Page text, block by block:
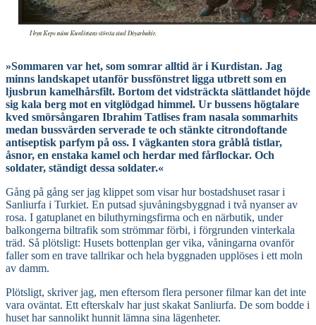
»Sommaren var het, som somrar alltid är i Kurdistan. Jag
minns landskapet utanför bussfönstret ligga utbrett som en
ljusbrun kamelhårsfilt. Bortom det vidsträckta slättlandet höjde
sig kala berg mot en vitglödgad himmel. Ur bussens högtalare
kved smörsångaren Ibrahim Tatlises fram nasala sommarhits
medan bussvärden serverade te och stänkte citrondoftande
antiseptisk parfym på oss. I vägkanten stora gråblå tistlar,
åsnor, en enstaka kamel och herdar med fårflockar. Och
soldater, ständigt dessa soldater.«
Gång på gång ser jag klippet som visar hur bostadshuset rasar i
Sanliurfa i Turkiet. En putsad sjuvåningsbyggnad i två nyanser av
rosa. I gatuplanet en biluthyrningsfirma och en närbutik, under
balkongerna biltrafik som strömmar förbi, i förgrunden vinterkala
träd. Så plötsligt: Husets bottenplan ger vika, våningarna ovanför
faller som en trave tallrikar och hela byggnaden upplöses i ett moln
av damm.
Plötsligt, skriver jag, men eftersom flera personer filmar kan det inte
vara oväntat. Ett efterskalv har just skakat Sanliurfa. De som bodde i
huset har sannolikt hunnit lämna sina lägenheter.